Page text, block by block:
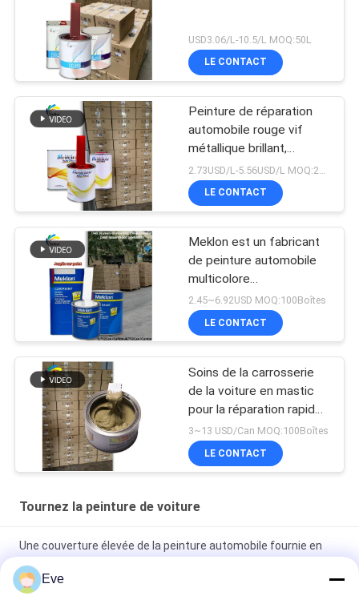
USD3.06/L-10.5/L MOQ:50L
LE CONTACT
Peinture de réparation
automobile rouge vif
métallique brillant,
assortiment de couleurs
de qualité usine d'origine
LE CONTACT
Meklon est un fabricant
de peinture automobile
multicolore
personnalisable
2.45~6.92USD MOQ:100Boîtes
LE CONTACT
Soins de la carrosserie
de la voiture en mastic
pour la réparation rapide
des inégalités
3~13 USD/Can MOQ:100Boîtes
LE CONTACT
Tournez la peinture de voiture
Une couverture élevée de la peinture automobile fournie en
usine
Eve